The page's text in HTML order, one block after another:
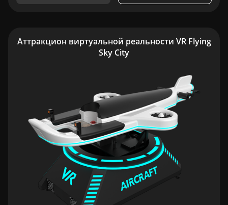
Аттракцион виртуальной реальности VR Flying
Sky City